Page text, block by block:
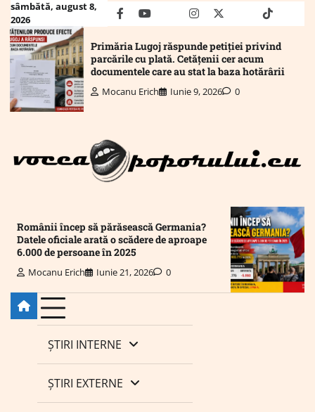
Skip
content
sâmbătă, august 8,
2026
facebookyoutubeMailinstagram
twitter truthtiktok
Primăria Lugoj răspunde petiției privind
parcările cu plată. Cetățenii cer acum
documentele care au stat la baza hotărârii
Mocanu Erich Iunie 9, 2026 0
Românii încep să părăsească Germania?
Datele oficiale arată o scădere de aproape
6.000 de persoane în 2025
Mocanu Erich Iunie 21, 2026 0
ȘTIRI INTERNE
ȘTIRI EXTERNE